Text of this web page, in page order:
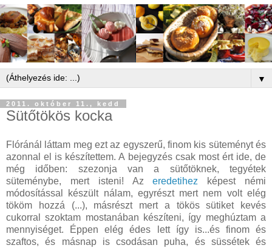
▼
2011. október 11., kedd
Sütőtökös kocka
Flóránál láttam meg ezt az egyszerű, finom kis süteményt és
azonnal el is készítettem. A bejegyzés csak most ért ide, de
még időben: szezonja van a sütőtöknek, tegyétek
süteménybe, mert isteni! Azeredetihez képest némi
módosítással készült nálam, egyrészt mert nem volt elég
tököm hozzá (...), másrészt mert a tökös sütiket kevés
cukorral szoktam mostanában készíteni, így meghúztam a
mennyiséget. Éppen elég édes lett így is...és finom és
szaftos, és másnap is csodásan puha, és süssétek és